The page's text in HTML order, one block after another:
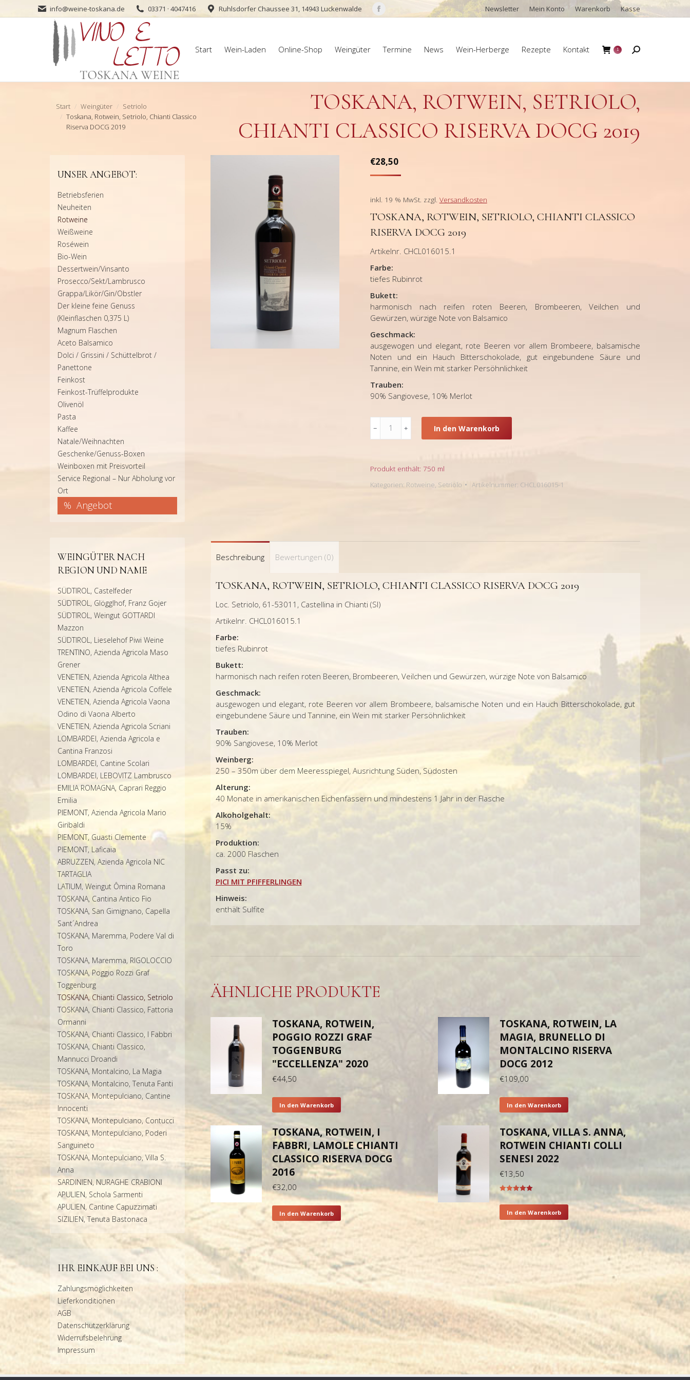
info@weine-toskana.de 03371 · 4047416 Ruhlsdorfer Chaussee 31, 14943 Luckenwalde
Facebook
window
Newsletter Mein Konto Warenkorb Kasse
Start Wein-Laden Online-Shop Weingüter Termine News Wein-Herberge Rezepte Kontakt 1 Search:
Sie befinden sich hier:
Start Weingüter
Setriolo
Toskana, Rotwein, Setriolo, Chianti Classico
Riserva DOCG 2019
TOSKANA, ROTWEIN, SETRIOLO,
CHIANTI CLASSICO RISERVA DOCG 2019
€28,50
inkl. 19 % MwSt. zzgl. Versandkosten
TOSKANA, ROTWEIN, SETRIOLO, CHIANTI CLASSICO
RISERVA DOCG 2019
Artikelnr. CHCL016015.1
Farbe:
tiefes Rubinrot
Bukett:
harmonisch nach reifen roten Beeren, Brombeeren, Veilchen und
Gewürzen, würzige Note von Balsamico
Geschmack:
ausgewogen und elegant, rote Beeren vor allem Brombeere, balsamische
Noten und ein Hauch Bitterschokolade, gut eingebundene Säure und
Tannine, ein Wein mit starker Persöhnlichkeit
Trauben:
90% Sangiovese, 10% Merlot
Rotwein,
Classico
DOCG
In den Warenkorb
Produkt enthält: 750 ml
Kategorien: Rotweine, Setriolo Artikelnummer: CHCL016015-1
Beschreibung Bewertungen (0)
TOSKANA, ROTWEIN, SETRIOLO, CHIANTI CLASSICO RISERVA DOCG 2019
Loc. Setriolo, 61-53011, Castellina in Chianti (SI)
Artikelnr. CHCL016015.1
Farbe:
tiefes Rubinrot
Bukett:
harmonisch nach reifen roten Beeren, Brombeeren, Veilchen und Gewürzen, würzige Note von Balsamico
Geschmack:
ausgewogen und elegant, rote Beeren vor allem Brombeere, balsamische Noten und ein Hauch Bitterschokolade, gut
eingebundene Säure und Tannine, ein Wein mit starker Persöhnlichkeit
Trauben:
90% Sangiovese, 10% Merlot
Weinberg:
250 – 350m über dem Meeresspiegel, Ausrichtung Süden, Südosten
Alterung:
40 Monate in amerikanischen Eichenfässern und mindestens 1 Jahr in der Flasche
Alkoholgehalt:
15%
Produktion:
ca. 2000 Flaschen
Passt zu:
PICI MIT PFIFFERLINGEN
Hinweis:
enthält Sulfite
ÄHNLICHE PRODUKTE
TOSKANA, ROTWEIN,
POGGIO ROZZI GRAF
TOGGENBURG
"ECCELLENZA" 2020
€44,50
In den Warenkorb
TOSKANA, ROTWEIN, LA
MAGIA, BRUNELLO DI
MONTALCINO RISERVA
DOCG 2012
€109,00
In den Warenkorb
TOSKANA, ROTWEIN, I
FABBRI, LAMOLE CHIANTI
CLASSICO RISERVA DOCG
2016
€32,00
In den Warenkorb
TOSKANA, VILLA S. ANNA,
ROTWEIN CHIANTI COLLI
SENESI 2022
€13,50
Bewertet mit
5.00von 5
In den Warenkorb
UNSER ANGEBOT:
Betriebsferien
Neuheiten
Rotweine
Weißweine
Roséwein
Bio-Wein
Dessertwein/Vinsanto
Prosecco/Sekt/Lambrusco
Grappa/Likör/Gin/Obstler
Der kleine feine Genuss
(Kleinflaschen 0,375 L)
Magnum Flaschen
Aceto Balsamico
Dolci / Grissini / Schüttelbrot /
Panettone
Feinkost
Feinkost-Trüffelprodukte
Olivenöl
Pasta
Kaffee
Natale/Weihnachten
Geschenke/Genuss-Boxen
Weinboxen mit Preisvorteil
Service Regional – Nur Abholung vor
Ort
Angebot
WEINGÜTER NACH
REGION UND NAME
SÜDTIROL, Castelfeder
SÜDTIROL, Glögglhof, Franz Gojer
SÜDTIROL, Weingut GOTTARDI
Mazzon
SÜDTIROL, Lieselehof Piwi Weine
TRENTINO, Azienda Agricola Maso
Grener
VENETIEN, Azienda Agricola Althea
VENETIEN, Azienda Agricola Coffele
VENETIEN, Azienda Agricola Vaona
Odino di Vaona Alberto
VENETIEN, Azienda Agricola Scriani
LOMBARDEI, Azienda Agricola e
Cantina Franzosi
LOMBARDEI, Cantine Scolari
LOMBARDEI, LEBOVITZ Lambrusco
EMILIA ROMAGNA, Caprari Reggio
Emilia
PIEMONT, Azienda Agricola Mario
Giribaldi
PIEMONT, Guasti Clemente
PIEMONT, Laficaia
ABRUZZEN, Azienda Agricola NIC
TARTAGLIA
LATIUM, Weingut Ômina Romana
TOSKANA, Cantina Antico Fio
TOSKANA, San Gimignano, Capella
Sant´Andrea
TOSKANA, Maremma, Podere Val di
Toro
TOSKANA, Maremma, RIGOLOCCIO
TOSKANA, Poggio Rozzi Graf
Toggenburg
TOSKANA, Chianti Classico, Setriolo
TOSKANA, Chianti Classico, Fattoria
Ormanni
TOSKANA, Chianti Classico, I Fabbri
TOSKANA, Chianti Classico,
Mannucci Droandi
TOSKANA, Montalcino, La Magia
TOSKANA, Montalcino, Tenuta Fanti
TOSKANA, Montepulciano, Cantine
Innocenti
TOSKANA, Montepulciano, Contucci
TOSKANA, Montepulciano, Poderi
Sanguineto
TOSKANA, Montepulciano, Villa S.
Anna
SARDINIEN, NURAGHE CRABIONI
APULIEN, Schola Sarmenti
APULIEN, Cantine Capuzzimati
SIZILIEN, Tenuta Bastonaca
IHR EINKAUF BEI UNS :
Zahlungsmöglichkeiten
Lieferkonditionen
AGB
Datenschutzerklärung
Widerrufsbelehrung
Impressum